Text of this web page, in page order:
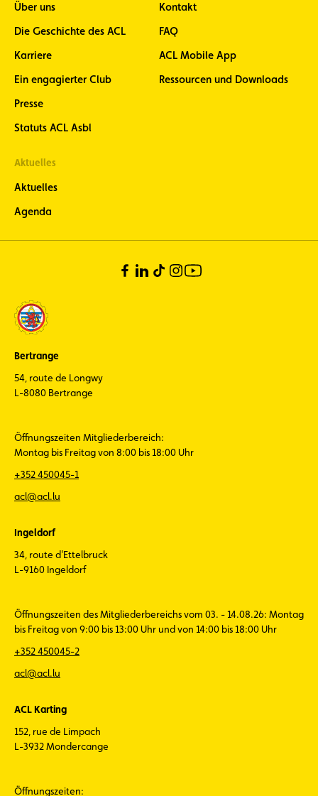
Über uns
Die Geschichte des ACL
Karriere
Ein engagierter Club
Presse
Statuts ACL Asbl
Kontakt
FAQ
ACL Mobile App
Ressourcen und Downloads
Aktuelles
Aktuelles
Agenda
Bertrange
54, route de Longwy
L-8080 Bertrange
Öffnungszeiten Mitgliederbereich:
Montag bis Freitag von 8:00 bis 18:00 Uhr
+352 450045-1
acl@acl.lu
Ingeldorf
34, route d'Ettelbruck
L-9160 Ingeldorf
Öffnungszeiten des Mitgliederbereichs vom 03. - 14.08.26: Montag
bis Freitag von 9:00 bis 13:00 Uhr und von 14:00 bis 18:00 Uhr
+352 450045-2
acl@acl.lu
ACL Karting
152, rue de Limpach
L-3932 Mondercange
Öffnungszeiten: